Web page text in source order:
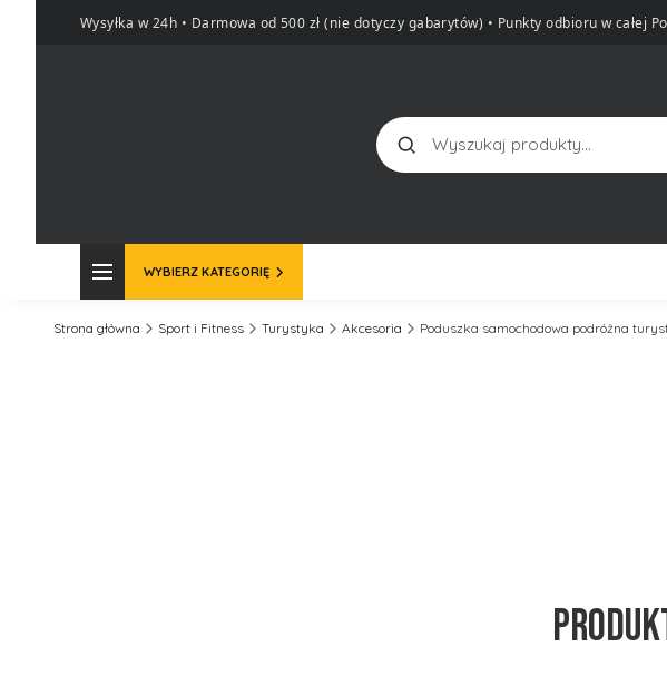
Wysyłka w 24h • Darmowa od 500 zł (nie dotyczy gabarytów) • Punkty odbioru w całej
Szukaj
WYBIERZ KATEGORIĘ
Strona główna Sport i Fitness Turystyka Akcesoria Poduszka samochodowa podróżna